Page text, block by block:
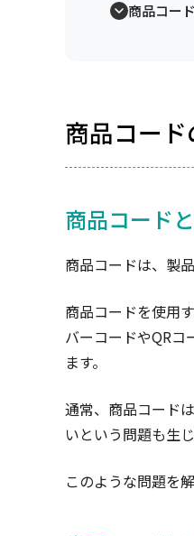
商品コー
商品コー
商品コード
商品コードは、製
商品コードを使用
バーコードやQR
ます。
通常、商品コード
いという問題も生じ
このような問題を